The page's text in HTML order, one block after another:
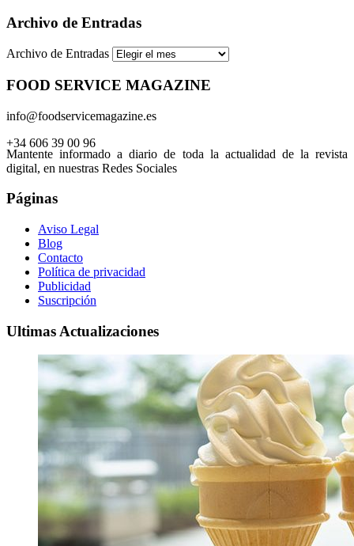
Archivo de Entradas
Archivo de Entradas
FOOD SERVICE MAGAZINE
info@foodservicemagazine.es
+34 606 39 00 96
Mantente informado a diario de toda la actualidad de la revista
digital, en nuestras Redes Sociales
Páginas
Aviso Legal
Blog
Contacto
Política de privacidad
Publicidad
Suscripción
Ultimas Actualizaciones